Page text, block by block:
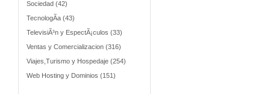
Sociedad (42)
TecnologÃ­a (43)
TelevisiÃ³n y EspectÃ¡culos (33)
Ventas y Comercializacion (316)
Viajes,Turismo y Hospedaje (254)
Web Hosting y Dominios (151)